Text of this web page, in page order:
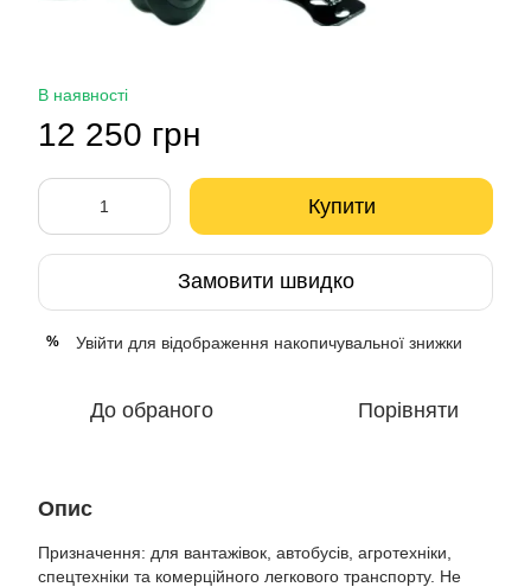
В наявності
12 250 грн
Купити
Замовити швидко
% Увійти для відображення накопичувальної знижки
До обраного Порівняти
Опис
Призначення: для вантажівок, автобусів, агротехніки,
спецтехніки та комерційного легкового транспорту. Не